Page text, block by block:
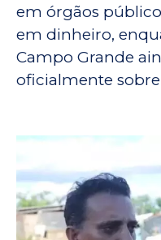
em órgãos
em dinheiro,
Campo Grande
oficialmente sobre